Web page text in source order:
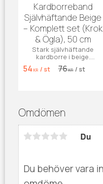
Omdömen
Du
Kardborreband
Självhäftande Beige
– Komplett set (Krok
& Ögla), 50 cm
Stark självhäftande
kardborre i beige.
Komplett set för enkel
montering. Säljs i 50 cm-
54 KR /st 76KR /st